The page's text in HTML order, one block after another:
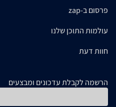
פרסום ב-zap
עולמות התוכן שלנו
חוות דעת
הרשמה לקבלת עדכונים ומבצעים